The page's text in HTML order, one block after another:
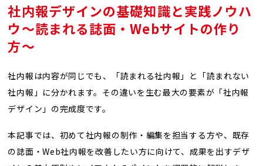
社内報デザインの基礎知識と実践ノウハ
ウ〜読まれる誌面・Webサイトの作り
方〜
社内報は内容が同じでも、「読まれる社内報」と「読まれない
社内報」に分かれます。その違いを生む最大の要素が「社内報
デザイン」の完成度です。
本記事では、初めて社内報の制作・編集を担当する方や、既存
の誌面・Web社内報を改善したい方に向けて、成果を出すデザ